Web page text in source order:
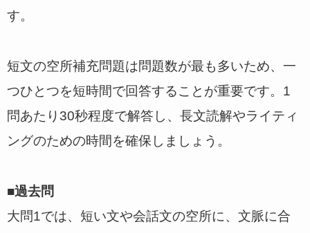
す。
短文の空所補充問題は問題数が最も多いため、一
つひとつを短時間で回答することが重要です。1
問あたり30秒程度で解答し、長文読解やライティ
ングのための時間を確保しましょう。
■過去問
大問1では、短い文や会話文の空所に、文脈に合